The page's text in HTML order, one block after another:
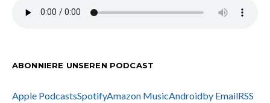
ABONNIERE UNSEREN PODCAST
Apple PodcastsSpotifyAmazon MusicAndroidby EmailRSS